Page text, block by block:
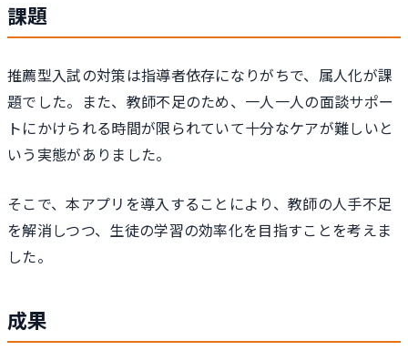
課題
推薦型入試の対策は指導者依存になりがちで、属人化が課
題でした。また、教師不足のため、一人一人の面談サポー
トにかけられる時間が限られていて十分なケアが難しいと
いう実態がありました。
そこで、本アプリを導入することにより、教師の人手不足
を解消しつつ、生徒の学習の効率化を目指すことを考えま
した。
成果